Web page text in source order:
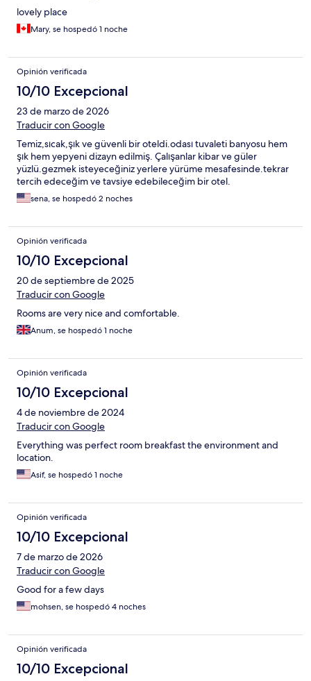
lovely place
Mary, se hospedó 1 noche
Opinión verificada
10/10 Excepcional
23 de marzo de 2026
Traducir con Google
Temiz,sıcak,şık ve güvenli bir oteldi.odası tuvaleti banyosu hem
şık hem yepyeni dizayn edilmiş. Çalışanlar kibar ve güler
yüzlü.gezmek isteyeceğiniz yerlere yürüme mesafesinde.tekrar
tercih edeceğim ve tavsiye edebileceğim bir otel.
sena, se hospedó 2 noches
Opinión verificada
10/10 Excepcional
20 de septiembre de 2025
Traducir con Google
Rooms are very nice and comfortable.
Anum, se hospedó 1 noche
Opinión verificada
10/10 Excepcional
4 de noviembre de 2024
Traducir con Google
Everything was perfect room breakfast the environment and
location.
Asif, se hospedó 1 noche
Opinión verificada
10/10 Excepcional
7 de marzo de 2026
Traducir con Google
Good for a few days
mohsen, se hospedó 4 noches
Opinión verificada
10/10 Excepcional